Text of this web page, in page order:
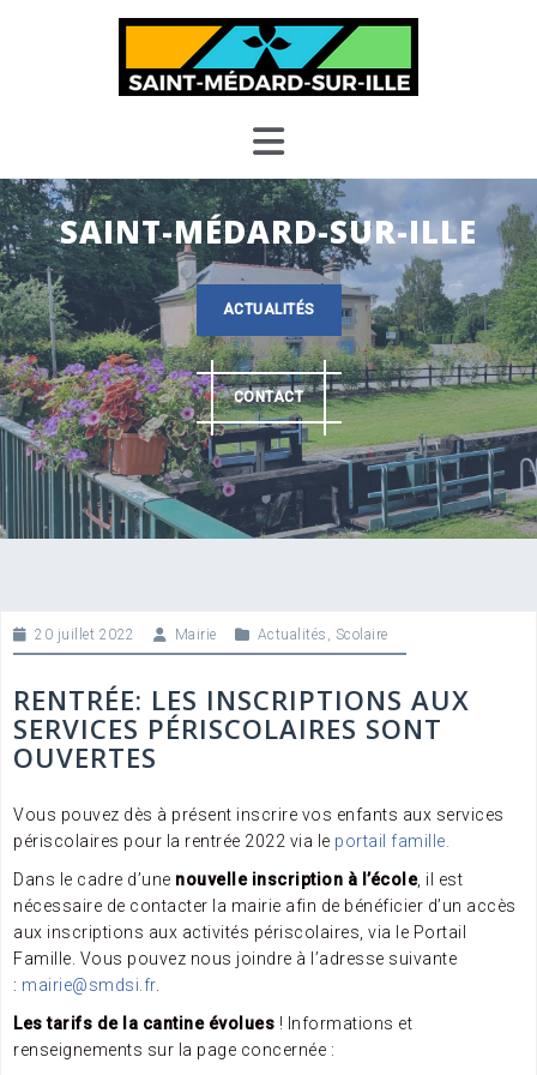
SAINT-MÉDARD-SUR-ILLE
ACTUALITÉS
CONTACT
20 juillet 2022 Mairie Actualités , Scolaire
RENTRÉE: LES INSCRIPTIONS AUX
SERVICES PÉRISCOLAIRES SONT
OUVERTES
Vous pouvez dès à présent inscrire vos enfants aux services
périscolaires pour la rentrée 2022 via le portail famille.
Dans le cadre d’une nouvelle inscription à l’école, il est
nécessaire de contacter la mairie afin de bénéficier d’un accès
aux inscriptions aux activités périscolaires, via le Portail
Famille. Vous pouvez nous joindre à l’adresse suivante
: mairie@smdsi.fr.
Les tarifs de la cantine évolues ! Informations et
renseignements sur la page concernée :